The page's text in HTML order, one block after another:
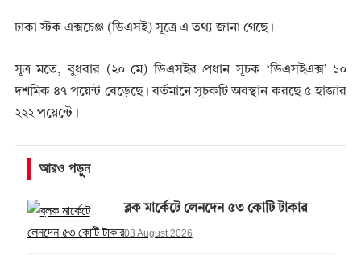
ঢাকা স্টক এক্সচেঞ্জ (ডিএসই) সূত্রে এ তথ্য জানা গেছে।
সূত্র মতে, বুধবার (২০ মে) ডিএসইর প্রধান সূচক ‘ডিএসইএক্স’ ১০
দশমিক ৪৭ পয়েন্ট বেড়েছে। বর্তমানে সূচকটি অবস্থান করছে ৫ হাজার
২২২ পয়েন্টে।
আরও পড়ুন
ব্লক মার্কেটে লেনদেন ৫৩ কোটি টাকার
03 August 2026